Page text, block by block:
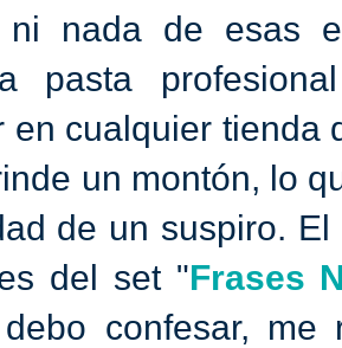
ni nada de esas
pasta
en cualquier tienda
un montón, lo
de un suspiro.
del set "Frases
confesar,